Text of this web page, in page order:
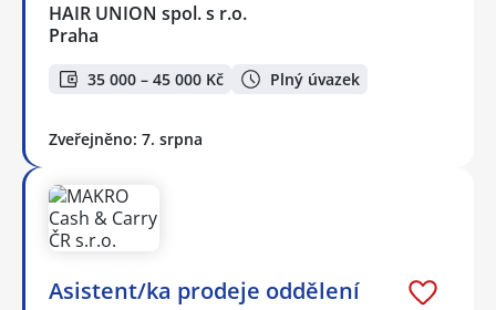
HAIR UNION spol. s r.o.
Praha
35 000 – 45 000 Kč Plný úvazek
Zveřejněno: 7. srpna
Asistent/ka prodeje oddělení